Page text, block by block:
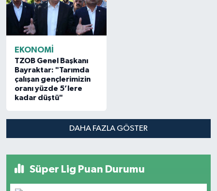
EKONOMİ
TZOB Genel Başkanı
Bayraktar: "Tarımda
çalışan gençlerimizin
oranı yüzde 5’lere
kadar düştü"
DAHA FAZLA GÖSTER
Süper Lig Puan Durumu